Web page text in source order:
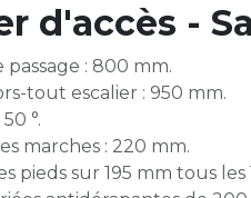
d'accès -
: 800 mm.
tout escalier : 950 mm.
°.
marches : 220 mm.
pieds sur 195 mm tous les